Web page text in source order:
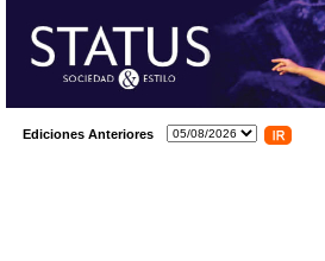
Ediciones Anteriores